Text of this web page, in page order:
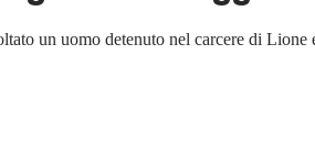
un uomo detenuto nel carcere di